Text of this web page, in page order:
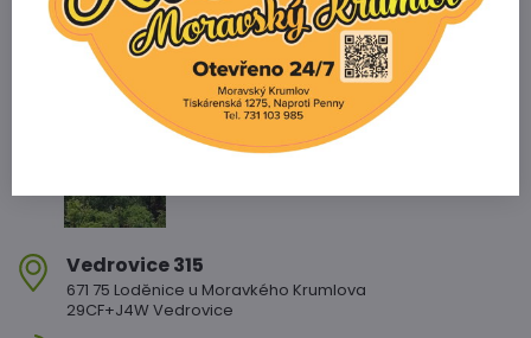
Zahradnictví Vedrovice
Vedrovice 315
671 75 Loděnice u Moravkého Krumlova
29CF+J4W Vedrovice